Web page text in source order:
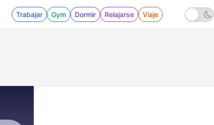
Trabajar Gym Dormir Relajarse Viaje